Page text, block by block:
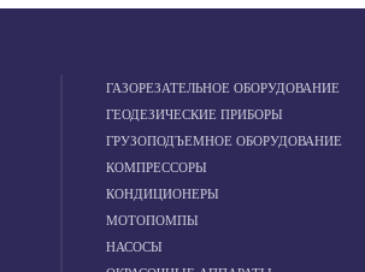
ГАЗОРЕЗАТЕЛЬНОЕ ОБОРУДОВАНИЕ
ГЕОДЕЗИЧЕСКИЕ ПРИБОРЫ
ГРУЗОПОДЪЕМНОЕ ОБОРУДОВАНИЕ
КОМПРЕССОРЫ
КОНДИЦИОНЕРЫ
МОТОПОМПЫ
НАСОСЫ